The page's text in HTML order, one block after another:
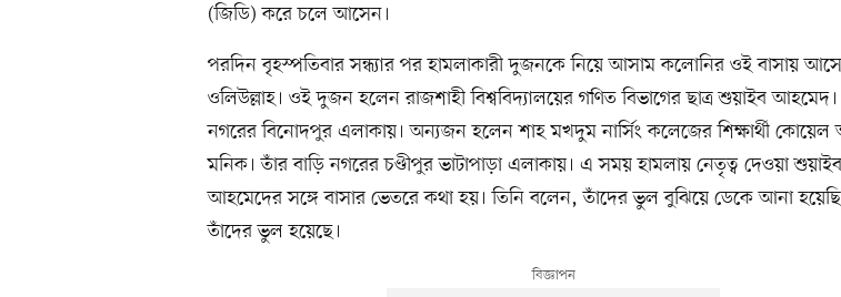
(জিডি) করে চলে আসেন।
পরদিন বৃহস্পতিবার সন্ধ্যার পর হামলাকারী দুজনকে নিয়ে আসাম কলোনির ওই বাসায়
ওলিউল্লাহ। ওই দুজন হলেন রাজশাহী বিশ্ববিদ্যালয়ের গণিত বিভাগের ছাত্র শুয়াইব আহমেদ।
নগরের বিনোদপুর এলাকায়। অন্যজন হলেন শাহ মখদুম নার্সিং কলেজের শিক্ষার্থী কোয়েল
মনিক। তাঁর বাড়ি নগরের চণ্ডীপুর ভাটাপাড়া এলাকায়। এ সময় হামলায় নেতৃত্ব দেওয়া শুয়াইব
আহমেদের সঙ্গে বাসার ভেতরে কথা হয়। তিনি বলেন, তাঁদের ভুল বুঝিয়ে ডেকে আনা
তাঁদের ভুল হয়েছে।